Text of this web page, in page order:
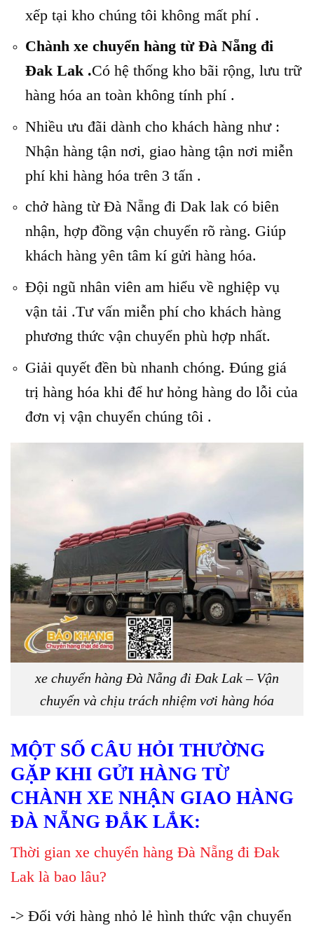
xếp tại kho chúng tôi không mất phí .
Chành xe chuyển hàng từ Đà Nẵng đi
Đak Lak .Có hệ thống kho bãi rộng, lưu trữ
hàng hóa an toàn không tính phí .
Nhiều ưu đãi dành cho khách hàng như :
Nhận hàng tận nơi, giao hàng tận nơi miễn
phí khi hàng hóa trên 3 tấn .
chở hàng từ Đà Nẵng đi Dak lak có biên
nhận, hợp đồng vận chuyển rõ ràng. Giúp
khách hàng yên tâm kí gửi hàng hóa.
Đội ngũ nhân viên am hiểu về nghiệp vụ
vận tải .Tư vấn miễn phí cho khách hàng
phương thức vận chuyển phù hợp nhất.
Giải quyết đền bù nhanh chóng. Đúng giá
trị hàng hóa khi để hư hỏng hàng do lỗi của
đơn vị vận chuyển chúng tôi .
xe chuyển hàng Đà Nẵng đi Đak Lak – Vận
chuyển và chịu trách nhiệm vơi hàng hóa
MỘT SỐ CÂU HỎI THƯỜNG
GẶP KHI GỬI HÀNG TỪ
CHÀNH XE NHẬN GIAO HÀNG
ĐÀ NẴNG ĐẮK LẮK:
Thời gian xe chuyển hàng Đà Nẵng đi Đak
Lak là bao lâu?
-> Đối với hàng nhỏ lẻ hình thức vận chuyển